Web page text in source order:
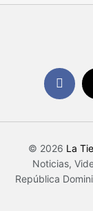
© 2026 La
Noticias,
República